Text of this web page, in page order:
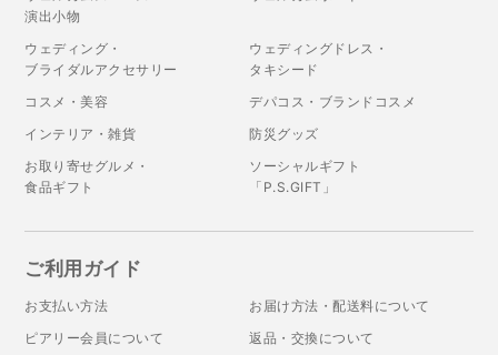
演出小物
ウェディング・
ブライダルアクセサリー
ウェディングドレス・
タキシード
コスメ・美容
デパコス・ブランドコスメ
インテリア・雑貨
防災グッズ
お取り寄せグルメ・
食品ギフト
ソーシャルギフト
「P.S.GIFT」
ご利用ガイド
お支払い方法
お届け方法・配送料について
ピアリー会員について
返品・交換について